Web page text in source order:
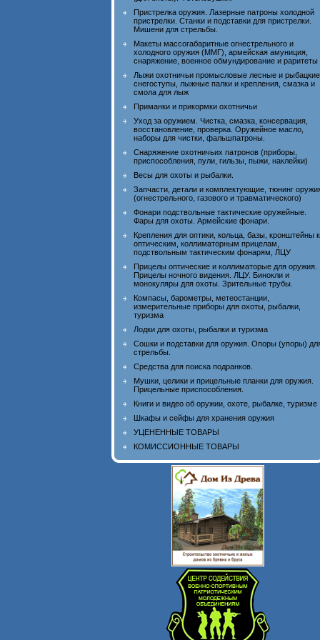
Пристрелка оружия. Лазерные патроны холодной
пристрелки. Станки и подставки для пристрелки.
Мишени для стрельбы.
Макеты массогабаритные огнестрельного и
холодного оружия (ММГ), армейская амуниция,
снаряжение, военное обмундирование и раритеты
Лыжи охотничьи промысловые лесные и
снегоступы, лыжные палки и крепления, смазка и
смола для лыж
Приманки и прикормки охотничьи
Уход за оружием. Чистка, смазка, консервация,
восстановление, проверка. Оружейное масло,
наборы для чистки, фальшпатроны.
Снаряжение охотничьих патронов (приборы,
приспособления, пули, гильзы, пыжи, наклейки)
Весы для охоты и рыбалки.
Запчасти, детали и комплектующие, тюнинг
(огнестрельного, газового и травматического)
Фонари подствольные тактические оружейные.
Фары для охоты. Армейские фонари.
Крепления для оптики, кольца, базы, кронштейны к
оптическим, коллиматорным прицелам,
подствольным тактическим фонарям, ЛЦУ
Прицелы оптические и коллиматорые для оружия.
Прицелы ночного видения. ЛЦУ. Бинокли и
монокуляры для охоты. Зрительные трубы.
Компасы, барометры, метеостанции,
измерительные приборы для охоты, рыбалки,
туризма
Лодки для охоты, рыбалки и туризма
Сошки и подставки для оружия. Опоры (упоры)
стрельбы.
Средства для поиска подранков.
Мушки, целики и прицельные планки для оружия.
Прицельные приспособления.
Книги и видео об оружии, охоте, рыбалке, туризме
Шкафы и сейфы для хранения оружия
УЦЕНЕННЫЕ ТОВАРЫ
КОМИССИОННЫЕ ТОВАРЫ